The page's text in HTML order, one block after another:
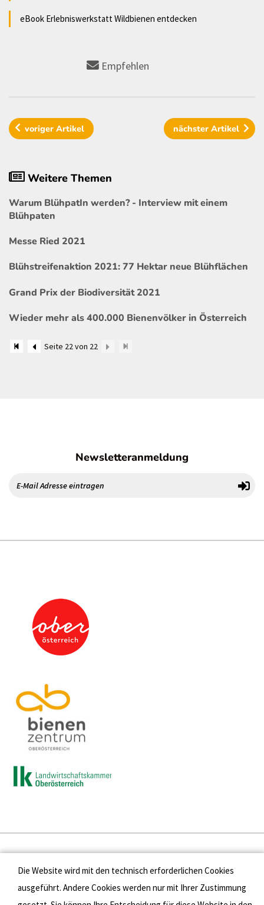
eBook Erlebniswerkstatt Wildbienen entdecken
Empfehlen
vorigerArtikel nächster Artikel
Weitere Themen
Warum BlühpatIn werden? - Interview mit einem
Blühpaten
Messe Ried 2021
Blühstreifenaktion 2021: 77 Hektar neue Blühflächen
Grand Prix der Biodiversität 2021
Wieder mehr als 400.000 Bienenvölker in Österreich
Seite 22 von 22
Newsletteranmeldung
Presse
Kontakt
Die Website wird mit den technisch erforderlichen Cookies
ausgeführt. Andere Cookies werden nur mit Ihrer Zustimmung